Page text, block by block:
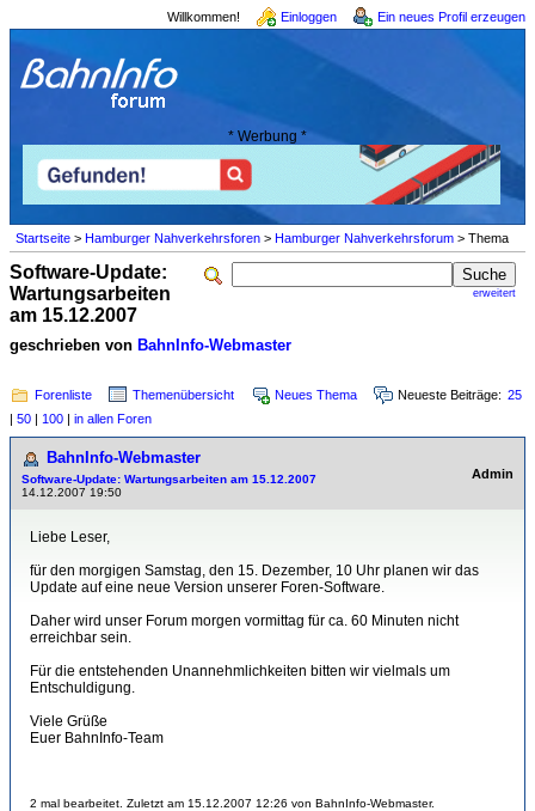
Willkommen! Einloggen Ein neues Profil erzeugen
* Werbung *
Startseite > Hamburger Nahverkehrsforen > Hamburger Nahverkehrsforum > Thema
erweitert
Software-Update:
Wartungsarbeiten
am 15.12.2007
geschrieben von BahnInfo-Webmaster
Forenliste Themenübersicht Neues Thema Neueste Beiträge: 25
| 50 | 100 | in allen Foren
BahnInfo-Webmaster
Software-Update: Wartungsarbeiten am 15.12.2007
14.12.2007 19:50
Admin
Liebe Leser,
für den morgigen Samstag, den 15. Dezember, 10 Uhr planen wir das
Update auf eine neue Version unserer Foren-Software.
Daher wird unser Forum morgen vormittag für ca. 60 Minuten nicht
erreichbar sein.
Für die entstehenden Unannehmlichkeiten bitten wir vielmals um
Entschuldigung.
Viele Grüße
Euer BahnInfo-Team
2 mal bearbeitet. Zuletzt am 15.12.2007 12:26 von BahnInfo-Webmaster.